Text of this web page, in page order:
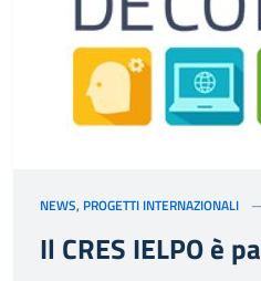
NEWS, PROGETTI INTERNAZIONALI
Il CRES IELPO è